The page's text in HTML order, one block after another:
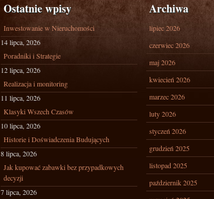
Ostatnie wpisy
Inwestowanie w Nieruchomości
14 lipca, 2026
Poradniki i Strategie
12 lipca, 2026
Realizacja i monitoring
11 lipca, 2026
Klasyki Wszech Czasów
10 lipca, 2026
Historie i Doświadczenia Budujących
8 lipca, 2026
Jak kupować zabawki bez przypadkowych
decyzji
7 lipca, 2026
Archiwa
lipiec 2026
czerwiec 2026
maj 2026
kwiecień 2026
marzec 2026
luty 2026
styczeń 2026
grudzień 2025
listopad 2025
październik 2025